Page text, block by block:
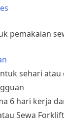
pemakaian
sehari
6 hari kerja
Sewa